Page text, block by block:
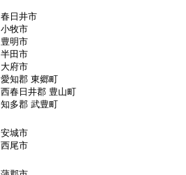
春日井市
小牧市
豊明市
半田市
大府市
愛知郡 東郷町
西春日井郡 豊山町
知多郡 武豊町
安城市
西尾市